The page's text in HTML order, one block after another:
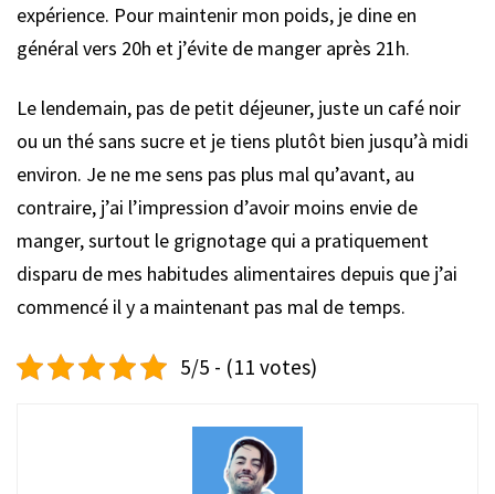
expérience. Pour maintenir mon poids, je dine en
général vers 20h et j’évite de manger après 21h.
Le lendemain, pas de petit déjeuner, juste un café noir
ou un thé sans sucre et je tiens plutôt bien jusqu’à midi
environ. Je ne me sens pas plus mal qu’avant, au
contraire, j’ai l’impression d’avoir moins envie de
manger, surtout le grignotage qui a pratiquement
disparu de mes habitudes alimentaires depuis que j’ai
commencé il y a maintenant pas mal de temps.
5/5 - (11 votes)